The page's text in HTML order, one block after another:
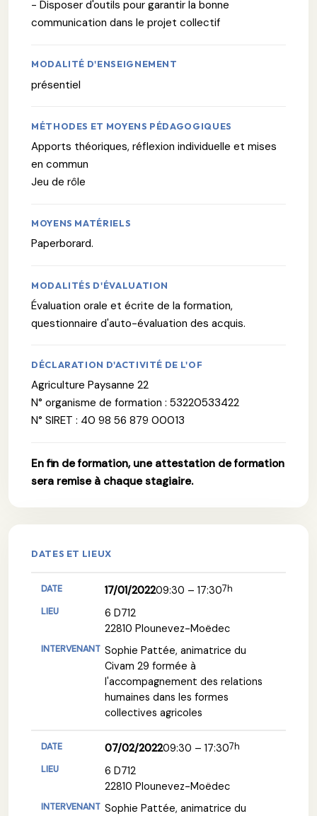
- Disposer d'outils pour garantir la bonne
communication dans le projet collectif
MODALITÉ D'ENSEIGNEMENT
présentiel
MÉTHODES ET MOYENS PÉDAGOGIQUES
Apports théoriques, réflexion individuelle et mises
en commun
Jeu de rôle
MOYENS MATÉRIELS
Paperborard.
MODALITÉS D'ÉVALUATION
Évaluation orale et écrite de la formation,
questionnaire d'auto-évaluation des acquis.
DÉCLARATION D'ACTIVITÉ DE L'OF
Agriculture Paysanne 22
N° organisme de formation : 53220533422
N° SIRET : 40 98 56 879 00013
En fin de formation, une attestation de formation
sera remise à chaque stagiaire.
DATES ET LIEUX
17/01/202209:30 – 17:307h
6 D712
22810 Plounevez-Moëdec
Sophie Pattée, animatrice du
Civam 29 formée à
l'accompagnement des relations
humaines dans les formes
collectives agricoles
07/02/202209:30 – 17:307h
6 D712
22810 Plounevez-Moëdec
Sophie Pattée, animatrice du